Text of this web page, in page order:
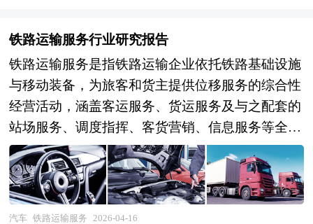
铁路运输服务行业研究报告
铁路运输服务是指铁路运输企业依托铁路基础设施
与移动装备，为旅客和货主提供位移服务的综合性
经营活动，涵盖客运服务、货运服务及与之配套的
站场服务、调度指挥、客货营销、信息服务等全链
条业务。作为现代综合交通运输体系的骨干力量，
铁路运输服务不仅具有运量大、成本低、能耗小、
安全性高的比较优势，更在保障国民经济循环畅
通、服务国家重大战略实施、促进区域协调发展等
汽车 铁路运输服务 2026-04-16